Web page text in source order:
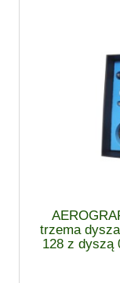
trzema
128 z dyszą